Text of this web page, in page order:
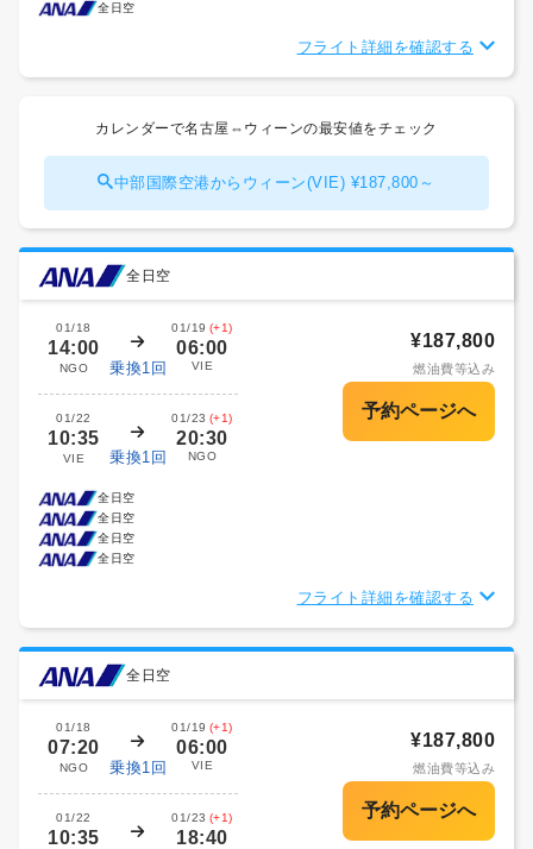
全日空
フライト詳細を確認する
カレンダーで名古屋⇔ウィーンの最安値をチェック
中部国際空港からウィーン(VIE) ¥187,800～
全日空
01/18
14:00
NGO 乗換1回
01/19 (+1)
06:00
VIE
01/22
10:35
VIE 乗換1回
01/23 (+1)
20:30
NGO
¥187,800
燃油費等込み
全日空
全日空
全日空
全日空
フライト詳細を確認する
全日空
01/18
07:20
NGO 乗換1回
01/19 (+1)
06:00
VIE
01/22
10:35
01/23 (+1)
18:40
¥187,800
燃油費等込み